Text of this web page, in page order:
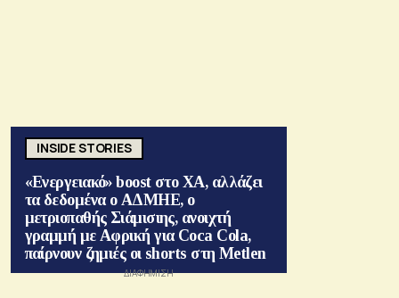
INSIDE STORIES
«Ενεργειακό» boost στο ΧΑ, αλλάζει
τα δεδομένα ο ΑΔΜΗΕ, ο
μετριοπαθής Σιάμισιης, ανοιχτή
γραμμή με Αφρική για Coca Cola,
παίρνουν ζημιές οι shorts στη Metlen